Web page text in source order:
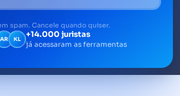
e revisão dos
internos, corporativos e
os departamentos de uma
spam. Cancele quando quiser.
AR KL +14.000 juristas
já acessaram as ferramentas